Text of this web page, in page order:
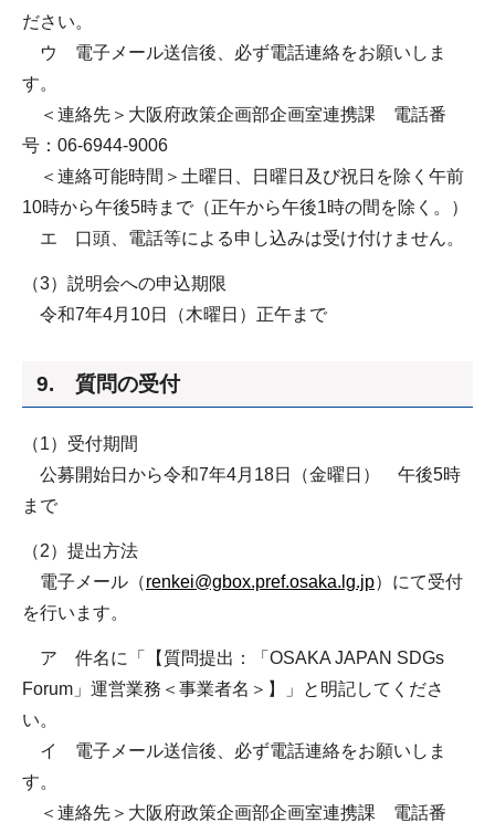
ださい。
ウ 電子メール送信後、必ず電話連絡をお願いしま
す。
＜連絡先＞大阪府政策企画部企画室連携課 電話番
号：06-6944-9006
＜連絡可能時間＞土曜日、日曜日及び祝日を除く午前
10時から午後5時まで（正午から午後1時の間を除く。）
エ 口頭、電話等による申し込みは受け付けません。
（3）説明会への申込期限
令和7年4月10日（木曜日）正午まで
9. 質問の受付
（1）受付期間
公募開始日から令和7年4月18日（金曜日） 午後5時
まで
（2）提出方法
電子メール（renkei@gbox.pref.osaka.lg.jp）にて受付
を行います。
ア 件名に「【質問提出：「OSAKA JAPAN SDGs
Forum」運営業務＜事業者名＞】」と明記してくださ
い。
イ 電子メール送信後、必ず電話連絡をお願いしま
す。
＜連絡先＞大阪府政策企画部企画室連携課 電話番